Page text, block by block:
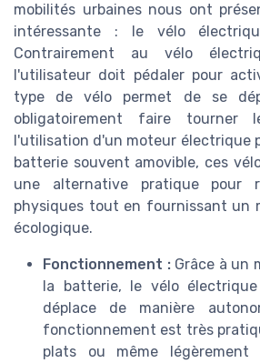
mobilités urbaines nous ont
intéressante : le vélo
Contrairement au vélo
l'utilisateur doit pédaler pour
type de vélo permet de se
obligatoirement faire tourner
l'utilisation d'un moteur électrique
batterie souvent amovible, ces
une alternative pratique pour
physiques tout en fournissant un
écologique.
Fonctionnement :Grâce à un
la batterie, le vélo
déplace de manière
fonctionnement est très
plats ou même légèrement